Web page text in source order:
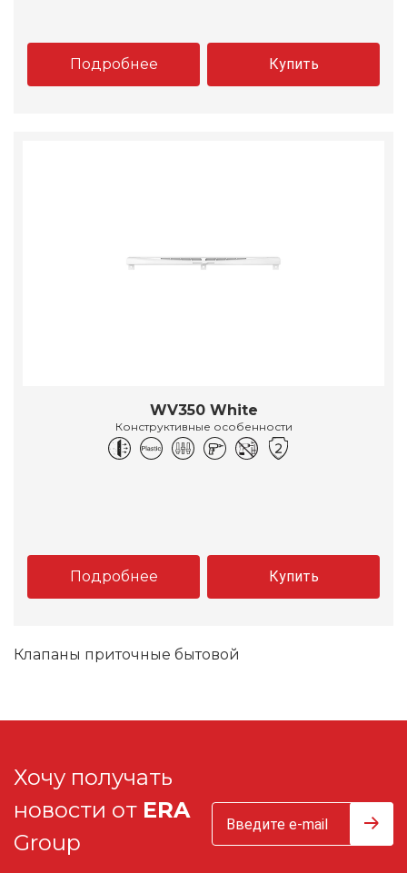
Подробнее Купить
WV350 White
Конструктивные особенности
Подробнее Купить
Клапаны приточные бытовой
Хочу получать
новости от ERA
Group